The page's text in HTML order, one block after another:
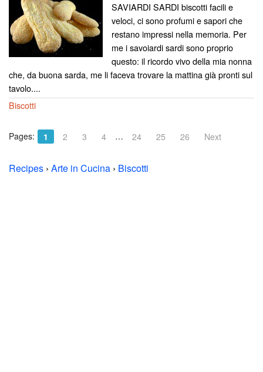
SAVIARDI SARDI biscotti facili e
veloci, ci sono profumi e sapori che
restano impressi nella memoria. Per
me i savoiardi sardi sono proprio
questo: il ricordo vivo della mia nonna
che, da buona sarda, me li faceva trovare la mattina già pronti sul
tavolo....
Biscotti
Pages: 1 2 3 4 … 24 25 26 Next
Recipes › Arte in Cucina › Biscotti